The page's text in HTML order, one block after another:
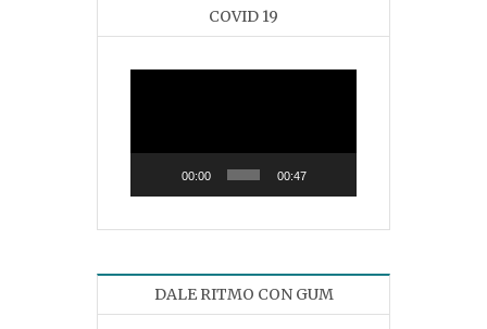
COVID 19
00:00 00:47
DALE RITMO CON GUM